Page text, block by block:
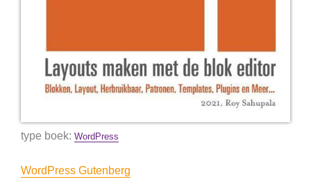
type boek: WordPress
WordPress Gutenberg